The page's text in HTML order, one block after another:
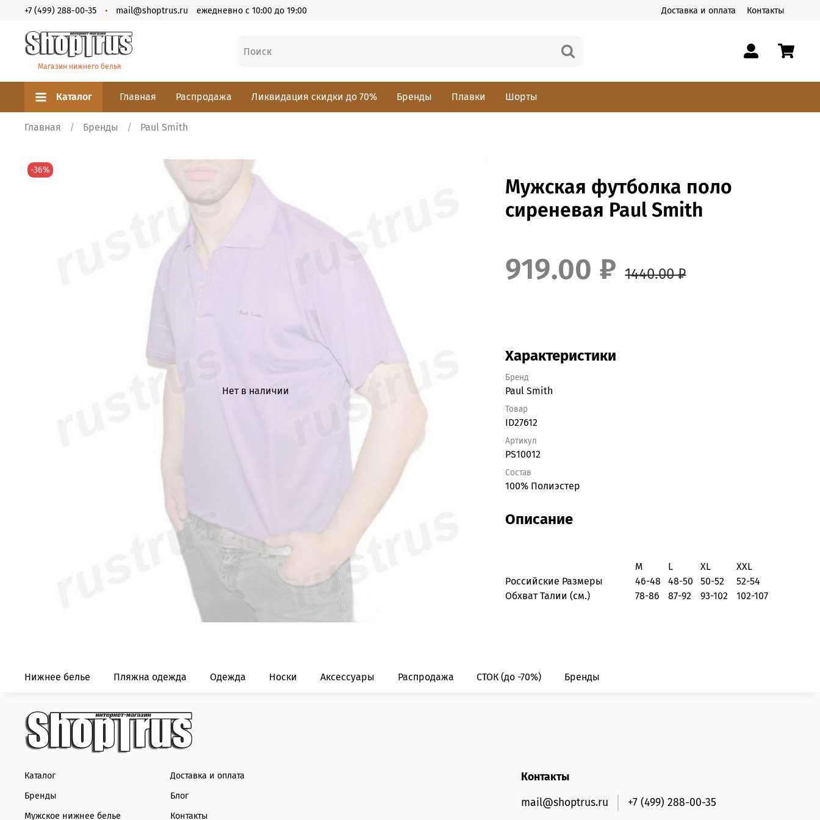
Доставка и оплата Контакты
+7 (499) 288-00-35 mail@shoptrus.ru ежедневно с 10:00 до 19:00
Магазин нижнего белья
Каталог Главная Распродажа Ликвидация скидки до 70% Бренды Плавки Шорты
Главная Бренды Paul Smith
Нет в наличии
-36%
Мужская футболка поло
сиреневая Paul Smith
919.00 ₽ 1440.00 ₽
Характеристики
Бренд
Paul Smith
Товар
ID27612
Артикул
PS10012
Состав
100% Полиэстер
Описание
M L XL
XXL
Российские Размеры
46-48 48-50 50-52
52-54
Обхват Талии (см.)
78-86 87-92 93-102 102-107
Нижнее белье Пляжна одежда Одежда Носки Аксессуары Распродажа СТОК (до -70%) Бренды
Каталог
Бренды
Мужское нижнее белье
Доставка и оплата
Блог
Контакты
Контакты
mail@shoptrus.ru
+7 (499) 288-00-35